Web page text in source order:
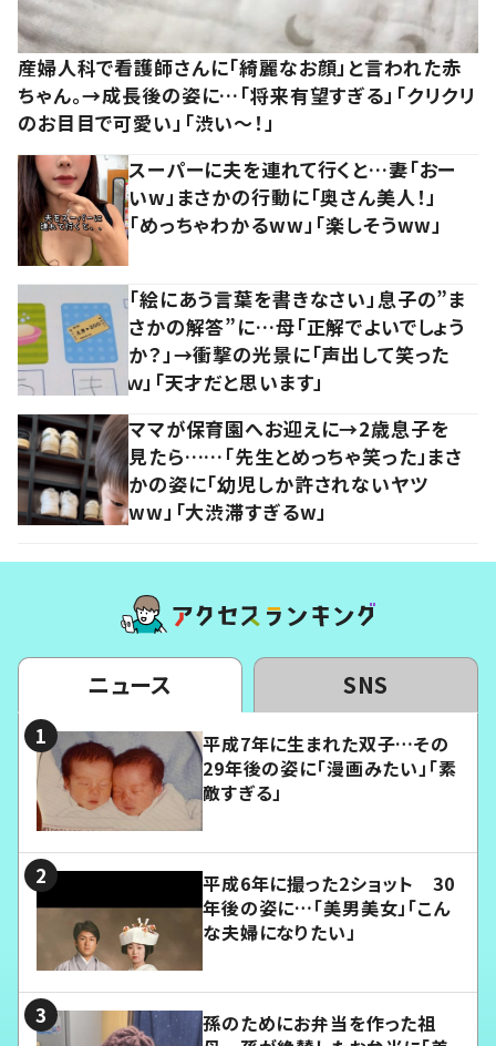
産婦人科で看護師さんに「綺麗なお顔」と言われた赤
ちゃん。→成長後の姿に…「将来有望すぎる」「クリクリ
のお目目で可愛い」「渋い～！」
スーパーに夫を連れて行くと…妻「おー
いw」まさかの行動に「奥さん美人！」
「めっちゃわかるww」「楽しそうww」
「絵にあう言葉を書きなさい」息子の”ま
さかの解答”に…母「正解でよいでしょう
か？」→衝撃の光景に「声出して笑った
ｗ」「天才だと思います」
ママが保育園へお迎えに→2歳息子を
見たら……「先生とめっちゃ笑った」まさ
かの姿に「幼児しか許されないヤツ
ww」「大渋滞すぎるw」
ニュース SNS
平成7年に生まれた双子…その
29年後の姿に「漫画みたい」「素
敵すぎる」
平成6年に撮った2ショット 30
年後の姿に…「美男美女」「こん
な夫婦になりたい」
孫のためにお弁当を作った祖